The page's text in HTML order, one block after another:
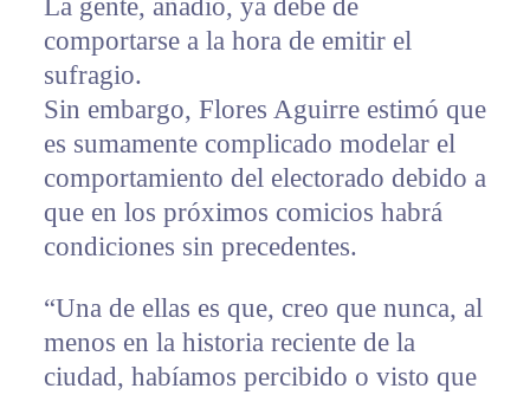
La gente, añadió, ya debe de
comportarse a la hora de emitir el
sufragio.
Sin embargo, Flores Aguirre estimó que
es sumamente complicado modelar el
comportamiento del electorado debido a
que en los próximos comicios habrá
condiciones sin precedentes.
“Una de ellas es que, creo que nunca, al
menos en la historia reciente de la
ciudad, habíamos percibido o visto que